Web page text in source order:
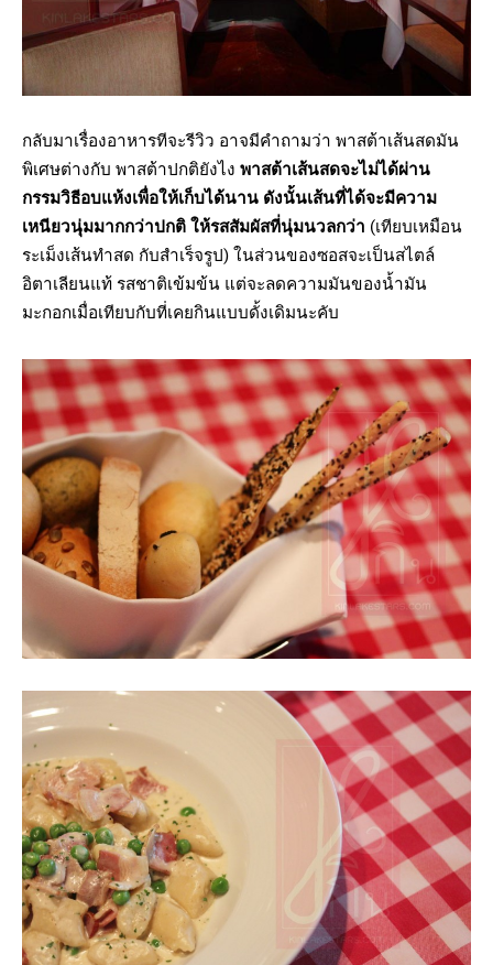
กลับมาเรื่องอาหารทีจะรีวิว อาจมีคำถามว่า พาสต้าเส้นสดมัน
พิเศษต่างกับ พาสต้าปกติยังไง พาสต้าเส้นสดจะไม่ได้ผ่าน
กรรมวิธีอบแห้งเพื่อให้เก็บได้นาน ดังนั้นเส้นที่ได้จะมีความ
เหนียวนุ่มมากกว่าปกติ ให้รสสัมผัสที่นุ่มนวลกว่า (เทียบเหมือน
ระเม็งเส้นทำสด กับสำเร็จรูป) ในส่วนของซอสจะเป็นสไตล์
อิตาเลียนแท้ รสชาติเข้มข้น แต่จะลดความมันของน้ำมัน
มะกอกเมื่อเทียบกับที่เคยกินแบบดั้งเดิมนะคับ